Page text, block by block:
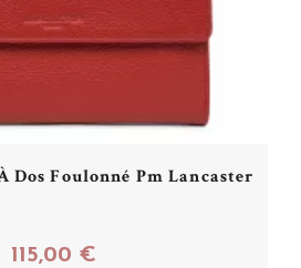
Dos Foulonné Pm Lancaster
115,00 €